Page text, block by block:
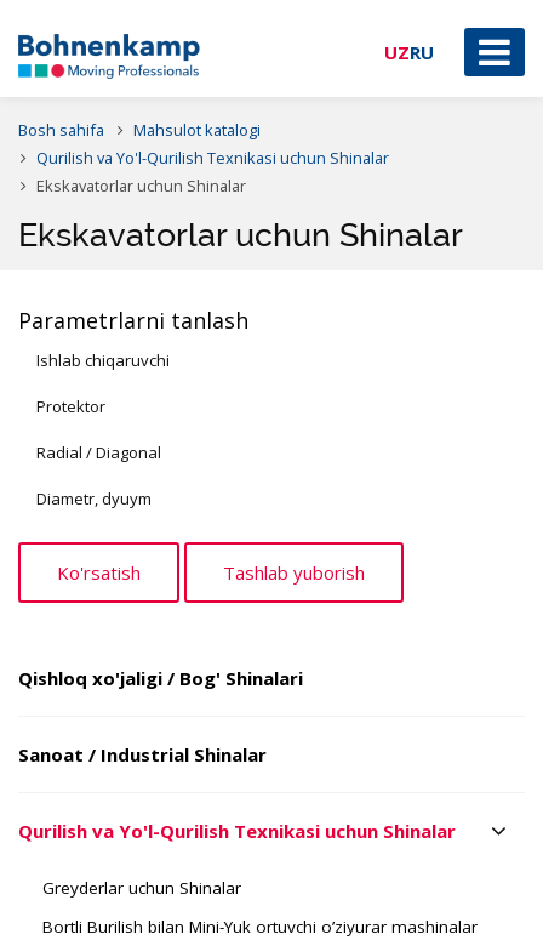
UZRU
Bosh sahifa
Mahsulot katalogi
Qurilish va Yo'l-Qurilish Texnikasi uchun Shinalar
Ekskavatorlar uchun Shinalar
Ekskavatorlar uchun Shinalar
Parametrlarni tanlash
Ishlab chiqaruvchi
Protektor
Radial / Diagonal
Diametr, dyuym
Qishloq xo'jaligi / Bog' Shinalari
Sanoat / Industrial Shinalar
Qurilish va Yo'l-Qurilish Texnikasi uchun Shinalar
Greyderlar uchun Shinalar
Bortli Burilish bilan Mini-Yuk ortuvchi o’ziyurar mashinalar